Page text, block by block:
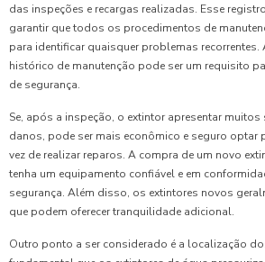
das inspeções e recargas realizadas. Esse
garantir que todos os procedimentos de
para identificar quaisquer problemas recorrentes.
histórico de manutenção pode ser um requisito
de segurança.
Se, após a inspeção, o extintor apresentar
danos, pode ser mais econômico e seguro optar
vez de realizar reparos. A compra de um novo
tenha um equipamento confiável e em
segurança. Além disso, os extintores novos
que podem oferecer tranquilidade adicional.
Outro ponto a ser considerado é a localização